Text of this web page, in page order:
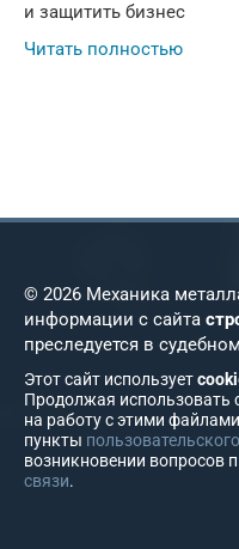
и защитить бизнес
Читать полностью
© 2026 Механика
информации с сайта
преследуется в
Этот сайт использует
Продолжая использовать
на работу с этими
пункты
возникновении вопросов
связи.